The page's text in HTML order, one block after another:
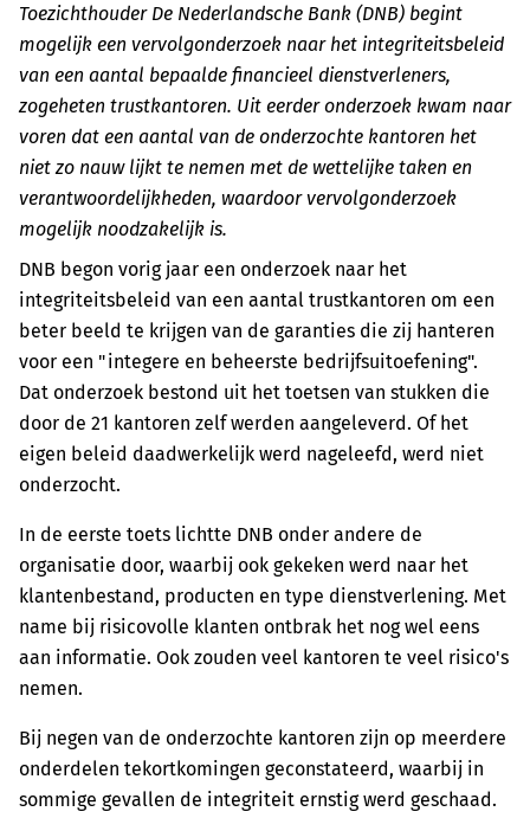
Toezichthouder De Nederlandsche Bank (DNB) begint
mogelijk een vervolgonderzoek naar het integriteitsbeleid
van een aantal bepaalde financieel dienstverleners,
zogeheten trustkantoren. Uit eerder onderzoek kwam naar
voren dat een aantal van de onderzochte kantoren het
niet zo nauw lijkt te nemen met de wettelijke taken en
verantwoordelijkheden, waardoor vervolgonderzoek
mogelijk noodzakelijk is.
DNB begon vorig jaar een onderzoek naar het
integriteitsbeleid van een aantal trustkantoren om een
beter beeld te krijgen van de garanties die zij hanteren
voor een "integere en beheerste bedrijfsuitoefening".
Dat onderzoek bestond uit het toetsen van stukken die
door de 21 kantoren zelf werden aangeleverd. Of het
eigen beleid daadwerkelijk werd nageleefd, werd niet
onderzocht.
In de eerste toets lichtte DNB onder andere de
organisatie door, waarbij ook gekeken werd naar het
klantenbestand, producten en type dienstverlening. Met
name bij risicovolle klanten ontbrak het nog wel eens
aan informatie. Ook zouden veel kantoren te veel risico's
nemen.
Bij negen van de onderzochte kantoren zijn op meerdere
onderdelen tekortkomingen geconstateerd, waarbij in
sommige gevallen de integriteit ernstig werd geschaad.